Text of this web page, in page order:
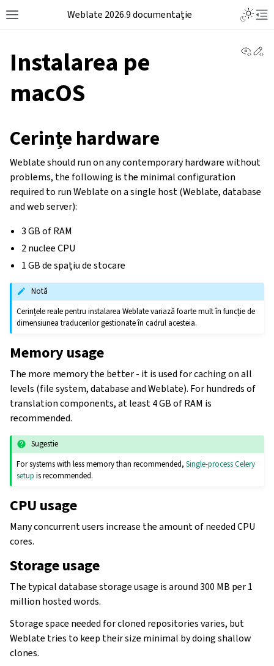
Weblate 2026.9 documentație
Instalarea pe
macOS
Cerințe hardware
Weblate should run on any contemporary hardware without
problems, the following is the minimal configuration
required to run Weblate on a single host (Weblate, database
and web server):
3 GB of RAM
2 nuclee CPU
1 GB de spațiu de stocare
Notă
Cerințele reale pentru instalarea Weblate variază foarte mult în funcție de
dimensiunea traducerilor gestionate în cadrul acesteia.
Memory usage
The more memory the better - it is used for caching on all
levels (file system, database and Weblate). For hundreds of
translation components, at least 4 GB of RAM is
recommended.
Sugestie
For systems with less memory than recommended,Single-process Celery
setup is recommended.
CPU usage
Many concurrent users increase the amount of needed CPU
cores.
Storage usage
The typical database storage usage is around 300 MB per 1
million hosted words.
Storage space needed for cloned repositories varies, but
Weblate tries to keep their size minimal by doing shallow
clones.